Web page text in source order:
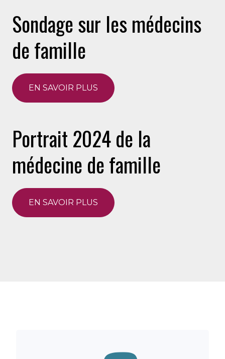
Sondage sur les médecins
de famille
EN SAVOIR PLUS
Portrait 2024 de la
médecine de famille
EN SAVOIR PLUS